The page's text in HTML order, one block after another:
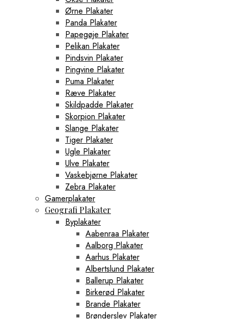
Ørne Plakater
Panda Plakater
Papegøje Plakater
Pelikan Plakater
Pindsvin Plakater
Pingvine Plakater
Puma Plakater
Ræve Plakater
Skildpadde Plakater
Skorpion Plakater
Slange Plakater
Tiger Plakater
Ugle Plakater
Ulve Plakater
Vaskebjørne Plakater
Zebra Plakater
Gamerplakater
Geografi Plakater
Byplakater
Aabenraa Plakater
Aalborg Plakater
Aarhus Plakater
Albertslund Plakater
Ballerup Plakater
Birkerød Plakater
Brande Plakater
Brønderslev Plakater